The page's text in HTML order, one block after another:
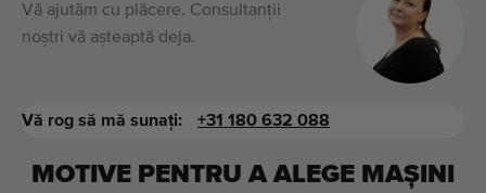
Vă ajutăm cu plăcere. Consultanții
noștri vă așteaptă deja.
Vă rog să mă sunați: +31 180 632 088
MOTIVE PENTRU A ALEGE MAȘINI